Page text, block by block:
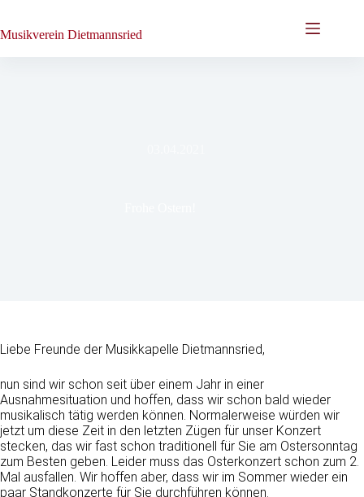
springen
Musikverein Dietmannsried
Liebe Freunde der Musikkapelle Dietmannsried,
nun sind wir schon seit über einem Jahr in einer
Ausnahmesituation und hoffen, dass wir schon bald wieder
musikalisch tätig werden können. Normalerweise würden wir
jetzt um diese Zeit in den letzten Zügen für unser Konzert
stecken, das wir fast schon traditionell für Sie am Ostersonntag
zum Besten geben. Leider muss das Osterkonzert schon zum 2.
Mal ausfallen. Wir hoffen aber, dass wir im Sommer wieder ein
paar Standkonzerte für Sie durchführen können.